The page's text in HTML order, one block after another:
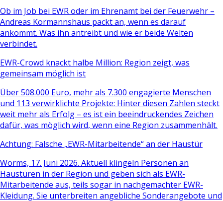
Ob im Job bei EWR oder im Ehrenamt bei der Feuerwehr –
Andreas Kormannshaus packt an, wenn es darauf
ankommt. Was ihn antreibt und wie er beide Welten
verbindet.
EWR-Crowd knackt halbe Million: Region zeigt, was
gemeinsam möglich ist
Über 508.000 Euro, mehr als 7.300 engagierte Menschen
und 113 verwirklichte Projekte: Hinter diesen Zahlen steckt
weit mehr als Erfolg – es ist ein beeindruckendes Zeichen
dafür, was möglich wird, wenn eine Region zusammenhält.
Achtung: Falsche „EWR-Mitarbeitende“ an der Haustür
Worms, 17. Juni 2026. Aktuell klingeln Personen an
Haustüren in der Region und geben sich als EWR-
Mitarbeitende aus, teils sogar in nachgemachter EWR-
Kleidung. Sie unterbreiten angebliche Sonderangebote und